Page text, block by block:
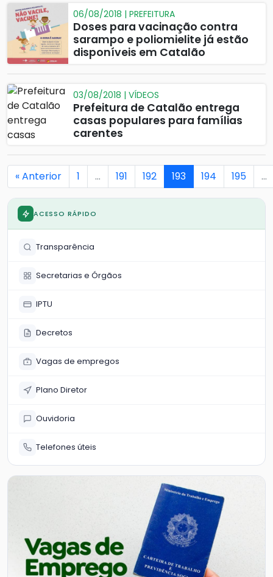
06/08/2018 | PREFEITURA
Doses para vacinação contra
sarampo e poliomielite já estão
disponíveis em Catalão
03/08/2018 | VÍDEOS
Prefeitura de Catalão entrega
casas populares para famílias
carentes
« Anterior 1 … 191 192 193 194 195 …
ACESSO RÁPIDO
Transparência
Secretarias e Órgãos
IPTU
Decretos
Vagas de empregos
Plano Diretor
Ouvidoria
Telefones úteis